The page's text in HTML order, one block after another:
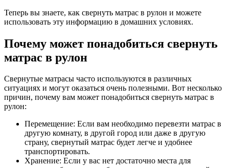
Теперь вы знаете, как свернуть матрас в рулон и можете
использовать эту информацию в домашних условиях.
Почему может понадобиться свернуть
матрас в рулон
Свернутые матрасы часто используются в различных
ситуациях и могут оказаться очень полезными. Вот несколько
причин, почему вам может понадобиться свернуть матрас в
рулон:
Перемещение: Если вам необходимо перевезти матрас в
другую комнату, в другой город или даже в другую
страну, свернутый матрас будет легче и удобнее
транспортировать.
Хранение: Если у вас нет достаточно места для